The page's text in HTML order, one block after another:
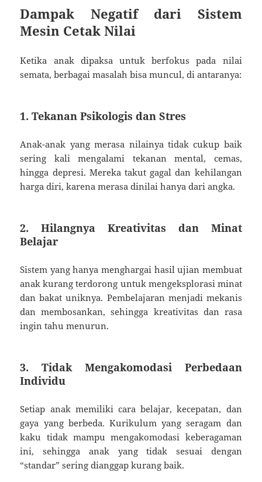
Dampak Negatif dari Sistem
Mesin Cetak Nilai
Ketika anak dipaksa untuk berfokus pada nilai
semata, berbagai masalah bisa muncul, di antaranya:
1. Tekanan Psikologis dan Stres
Anak-anak yang merasa nilainya tidak cukup baik
sering kali mengalami tekanan mental, cemas,
hingga depresi. Mereka takut gagal dan kehilangan
harga diri, karena merasa dinilai hanya dari angka.
2. Hilangnya Kreativitas dan Minat
Belajar
Sistem yang hanya menghargai hasil ujian membuat
anak kurang terdorong untuk mengeksplorasi minat
dan bakat uniknya. Pembelajaran menjadi mekanis
dan membosankan, sehingga kreativitas dan rasa
ingin tahu menurun.
3. Tidak Mengakomodasi Perbedaan
Individu
Setiap anak memiliki cara belajar, kecepatan, dan
gaya yang berbeda. Kurikulum yang seragam dan
kaku tidak mampu mengakomodasi keberagaman
ini, sehingga anak yang tidak sesuai dengan
“standar” sering dianggap kurang baik.